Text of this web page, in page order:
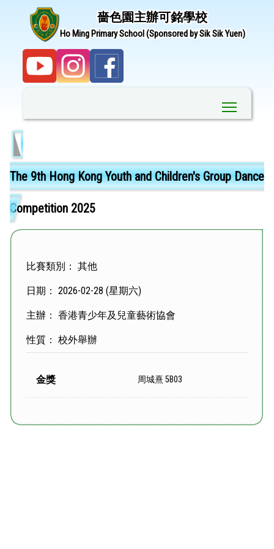
嗇色園主辦可銘學校
Ho Ming Primary School (Sponsored by Sik Sik Yuen)
The 9th Hong Kong Youth and Children's Group Dance
Competition 2025
比賽類別： 其他
日期： 2026-02-28 (星期六)
主辦： 香港青少年及兒童藝術協會
性質： 校外舉辦
金獎 周城熹 5B03